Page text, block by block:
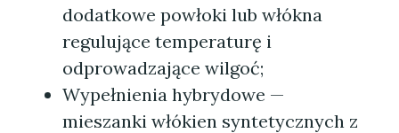
dodatkowe powłoki lub włókna
regulujące temperaturę i
odprowadzające wilgoć;
Wypełnienia hybrydowe —
mieszanki włókien syntetycznych z